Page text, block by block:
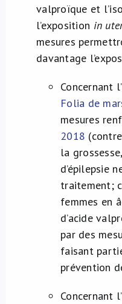
valproïque et
l’exposition in
mesures
davantage
Concernant l’
Folia de
mesures
2018
la
d’épilepsie
traitement;
femmes en
d’acide
par des
faisant
prévention
Concernant l’